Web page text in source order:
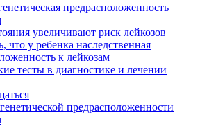
предрасположенность
увеличивают риск лейкозов
что у ребенка наследственная
к лейкозам
тесты в диагностике и лечении
предрасположенности